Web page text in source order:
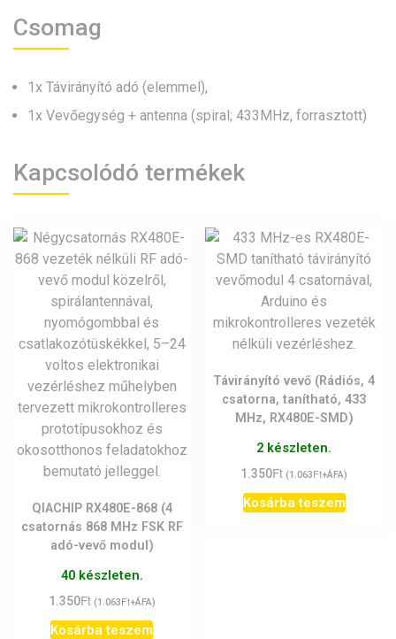
Csomag
1x Távirányító adó (elemmel),
1x Vevőegység + antenna (spiral; 433MHz, forrasztott)
Kapcsolódó termékek
QIACHIP RX480E-868 (4
csatornás 868 MHz FSK RF
adó-vevő modul)
40 készleten.
1.350Ft (1.063Ft+ÁFA)
Kosárba teszem
Távirányító vevő (Rádiós, 4
csatorna, tanítható, 433
MHz, RX480E-SMD)
2 készleten.
1.350Ft (1.063Ft+ÁFA)
Kosárba teszem